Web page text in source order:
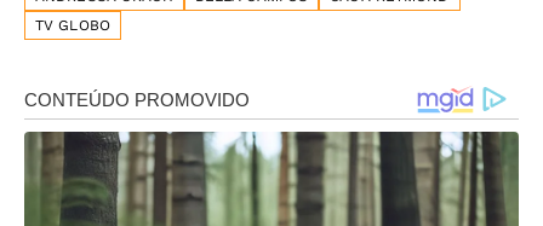
TV GLOBO